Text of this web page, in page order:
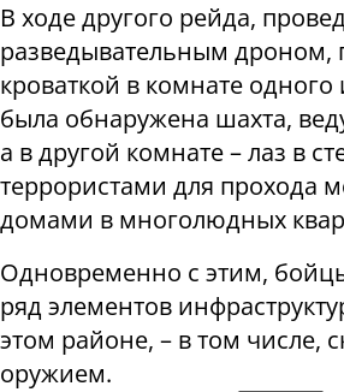
В ходе другого рейда,
разведывательным дроном,
кроваткой в комнате
была обнаружена шахта,
а в другой комнате – лаз в
террористами для прохода
домами в многолюдных
Одновременно с этим,
ряд элементов
этом районе, – в том числе,
оружием.